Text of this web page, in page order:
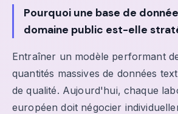
Pourquoi une base de
domaine public est-elle
Entraîner un modèle performant
quantités massives de données
de qualité. Aujourd'hui, chaque
européen doit négocier